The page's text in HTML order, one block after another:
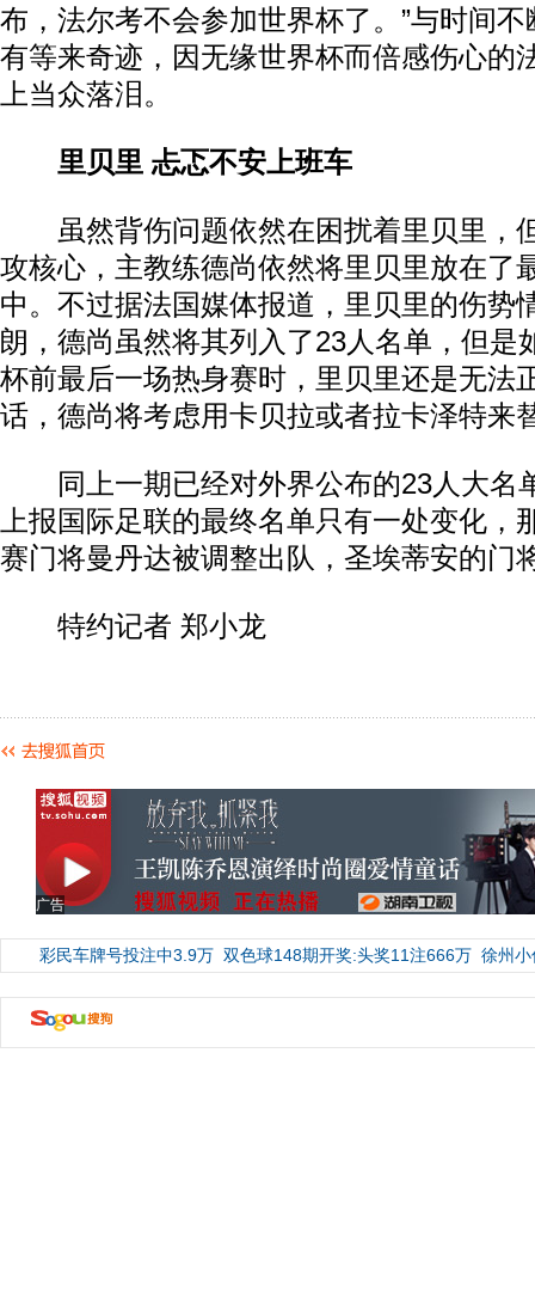
布，法尔考不会参加世界杯了。”与时间
有等来奇迹，因无缘世界杯而倍感伤心的
上当众落泪。
里贝里 忐忑不安上班车
虽然背伤问题依然在困扰着里贝里，
攻核心，主教练德尚依然将里贝里放在了
中。不过据法国媒体报道，里贝里的伤势
朗，德尚虽然将其列入了23人名单，但是
杯前最后一场热身赛时，里贝里还是无法
话，德尚将考虑用卡贝拉或者拉卡泽特来
同上一期已经对外界公布的23人大名
上报国际足联的最终名单只有一处变化，
赛门将曼丹达被调整出队，圣埃蒂安的门
特约记者 郑小龙
广告
彩民车牌号投注中3.9万 双色球148期开奖:头奖11注666万 徐州